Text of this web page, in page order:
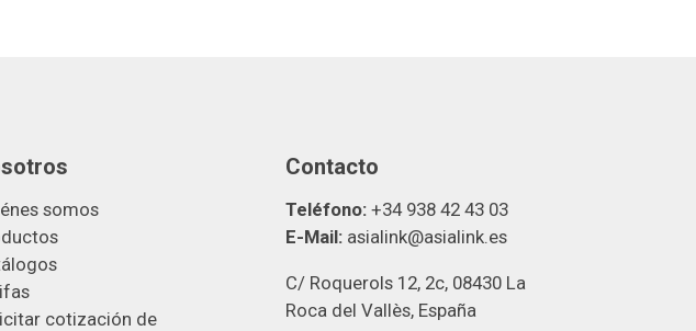
somos
cotización de
Contacto
Teléfono: +34 938 42 43 03
E-Mail: asialink@asialink.es
C/ Roquerols 12, 2c, 08430 La
Roca del Vallès, España